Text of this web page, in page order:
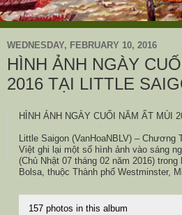
WEDNESDAY, FEBRUARY 10, 2016
HÌNH ẢNH NGÀY
2016 TẠI LITTLE
HÌNH ẢNH NGÀY CUỐI NĂM ẤT MÙI
Little Saigon (VanHoaNBLV) – Chương
Việt ghi lại một số hình ảnh vào sáng
(Chủ Nhật 07 tháng 02 năm 2016)
Bolsa, thuộc Thành phố Westminster,
157 photos in this album